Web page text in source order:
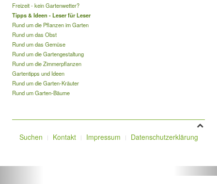
Freizeit - kein Gartenwetter?
Tipps & Ideen - Leser für Leser
Rund um die Pflanzen im Garten
Rund um das Obst
Rund um das Gemüse
Rund um die Gartengestaltung
Rund um die Zimmerpflanzen
Gartentipps und Ideen
Rund um die Garten-Kräuter
Rund um Garten-Bäume
Suchen Kontakt Impressum Datenschutzerklärung